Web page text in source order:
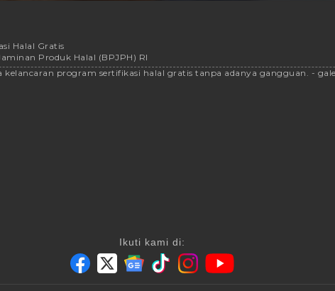
Halal Gratis
Produk Halal (BPJPH) RI
kelancaran program sertifikasi halal gratis tanpa adanya gangguan. -
Ikuti kami di: